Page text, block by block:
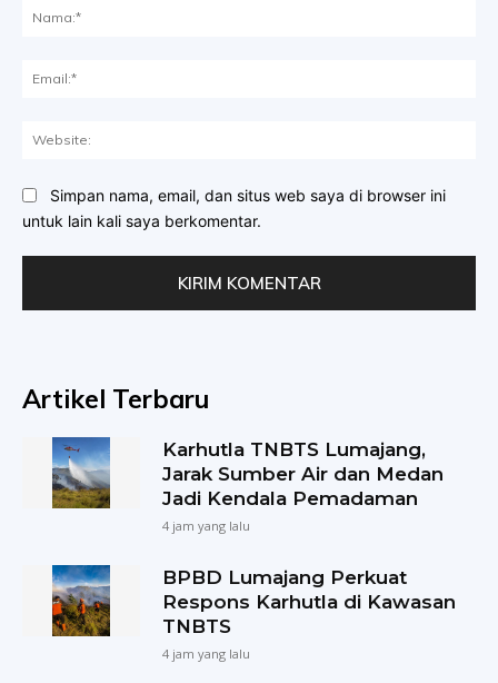
Simpan nama, email, dan situs web saya di browser ini
untuk lain kali saya berkomentar.
Artikel Terbaru
Karhutla TNBTS Lumajang,
Jarak Sumber Air dan Medan
Jadi Kendala Pemadaman
4 jam yang lalu
BPBD Lumajang Perkuat
Respons Karhutla di Kawasan
TNBTS
4 jam yang lalu